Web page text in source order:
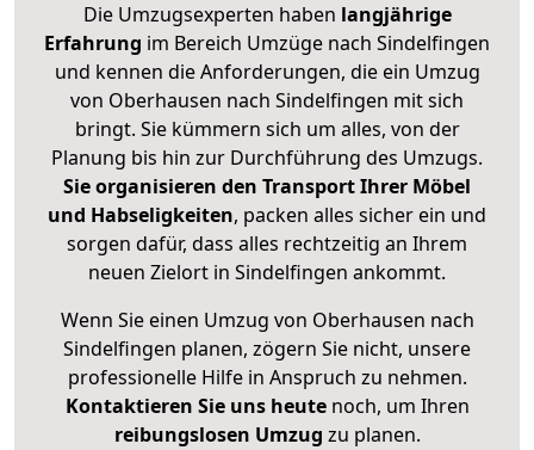
Die Umzugsexperten haben langjährige
Erfahrung im Bereich Umzüge nach Sindelfingen
und kennen die Anforderungen, die ein Umzug
von Oberhausen nach Sindelfingen mit sich
bringt. Sie kümmern sich um alles, von der
Planung bis hin zur Durchführung des Umzugs.
Sie organisieren den Transport Ihrer Möbel
und Habseligkeiten, packen alles sicher ein und
sorgen dafür, dass alles rechtzeitig an Ihrem
neuen Zielort in Sindelfingen ankommt.
Wenn Sie einen Umzug von Oberhausen nach
Sindelfingen planen, zögern Sie nicht, unsere
professionelle Hilfe in Anspruch zu nehmen.
Kontaktieren Sie uns heutenoch, um Ihren
reibungslosen Umzug zu planen.